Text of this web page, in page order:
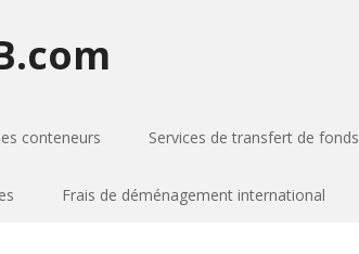
conteneurs Services de transfert de fonds
Frais de déménagement international